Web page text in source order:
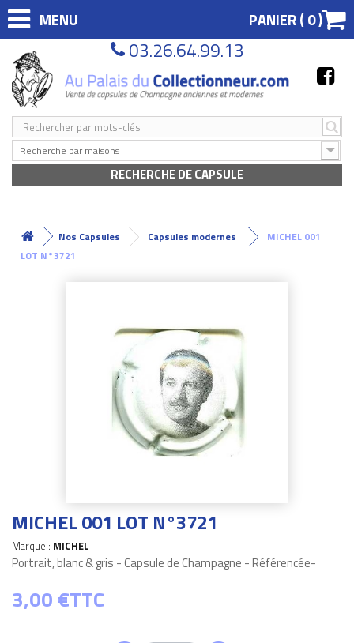
MENU PANIER (0)
03.26.64.99.13
Recherche par maisons
RECHERCHE DE CAPSULE
Nos Capsules Capsules modernes
MICHEL 001
LOT N°3721
MICHEL 001 LOT N°3721
Marque : MICHEL
Portrait, blanc & gris - Capsule de Champagne - Référencée-
3,00 €TTC